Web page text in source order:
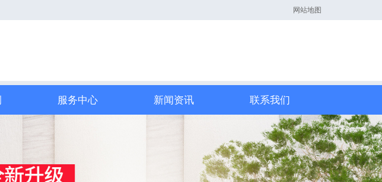
网站地图
服务中心 新闻资讯 联系我们